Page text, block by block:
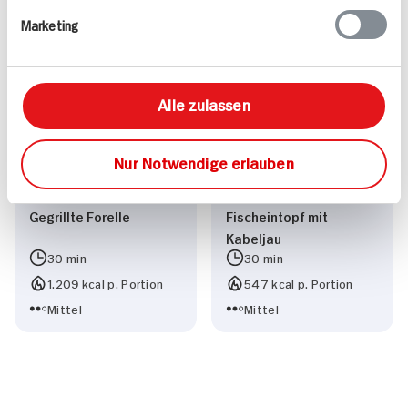
Marketing
Alle zulassen
Nur Notwendige erlauben
Leicht
1.043 kcal p. Portion
Gegrillte Forelle
30 min
1.209 kcal p. Portion
Mittel
Fischeintopf mit
Kabeljau
30 min
547 kcal p. Portion
Mittel